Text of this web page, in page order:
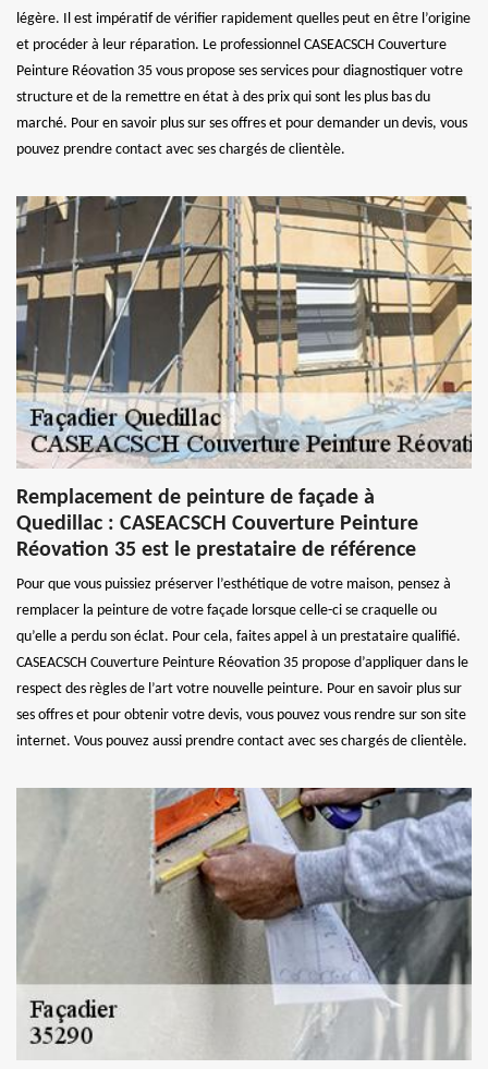
légère. Il est impératif de vérifier rapidement quelles peut en être l’origine
et procéder à leur réparation. Le professionnel CASEACSCH Couverture
Peinture Réovation 35 vous propose ses services pour diagnostiquer votre
structure et de la remettre en état à des prix qui sont les plus bas du
marché. Pour en savoir plus sur ses offres et pour demander un devis, vous
pouvez prendre contact avec ses chargés de clientèle.
Remplacement de peinture de façade à
Quedillac : CASEACSCH Couverture Peinture
Réovation 35 est le prestataire de référence
Pour que vous puissiez préserver l’esthétique de votre maison, pensez à
remplacer la peinture de votre façade lorsque celle-ci se craquelle ou
qu’elle a perdu son éclat. Pour cela, faites appel à un prestataire qualifié.
CASEACSCH Couverture Peinture Réovation 35 propose d’appliquer dans le
respect des règles de l’art votre nouvelle peinture. Pour en savoir plus sur
ses offres et pour obtenir votre devis, vous pouvez vous rendre sur son site
internet. Vous pouvez aussi prendre contact avec ses chargés de clientèle.